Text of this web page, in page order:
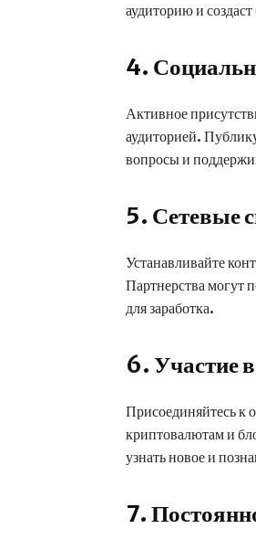
аудиторию и
4.
Активное
аудиторией.
вопросы и
5. Сетевые
Устанавливайте
Партнерства могут
для заработка.
6. Участие
Присоединяйтесь
криптовалютам и
узнать новое и
7.